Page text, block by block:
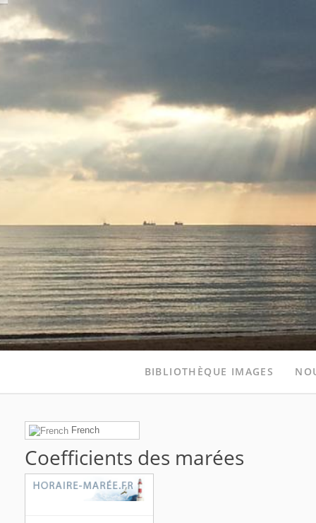
BIBLIOTHÈQUE IMAGES
French
Coefficients des marées